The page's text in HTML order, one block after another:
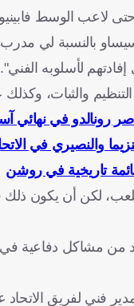
لاعب الوسط
بالنسبة لي مدرب
لأسلوبه الفني".
والثبات، وكذلك
رونالدو في نهائي
والنصيري في
تاريخية في روشن
لكن أن يكون
مشاكل دفاعية في
لفريق الاتحاد